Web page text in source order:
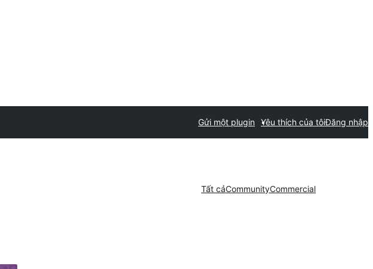
Gửi một plugin Yêu thích của tôiĐăng nhập
Tất cảCommunityCommercial